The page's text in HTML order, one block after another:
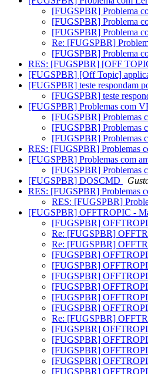
[FUGSPBR] Problema
[FUGSPBR] Problema
[FUGSPBR] Problema
Re: [FUGSPBR]
[FUGSPBR] Problema
RES: [FUGSPBR] [OFF
[FUGSPBR] [Off Topic]
[FUGSPBR] teste respondam
[FUGSPBR] teste
[FUGSPBR] Problemas com
[FUGSPBR] Problemas
[FUGSPBR] Problemas
[FUGSPBR] Problemas
RES: [FUGSPBR] Problemas
[FUGSPBR] Problemas com
[FUGSPBR] Problemas
[FUGSPBR] DOSCMD
RES: [FUGSPBR] Problemas
RES: [FUGSPBR]
[FUGSPBR] OFFTROPIC -
[FUGSPBR]
Re: [FUGSPBR]
Re: [FUGSPBR]
[FUGSPBR]
[FUGSPBR]
[FUGSPBR]
[FUGSPBR]
[FUGSPBR]
[FUGSPBR]
Re: [FUGSPBR]
[FUGSPBR]
[FUGSPBR]
[FUGSPBR]
[FUGSPBR]
[FUGSPBR]